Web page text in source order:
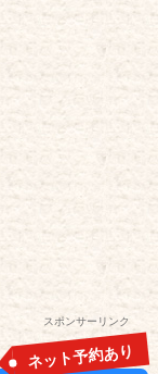
スポンサーリンク
ネット予約あり